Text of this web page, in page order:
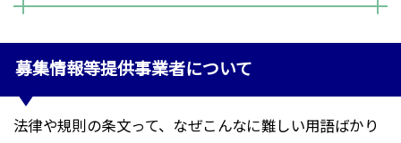
募集情報等提供事業者について
法律や規則の条文って、なぜこんなに難しい用語ばかり